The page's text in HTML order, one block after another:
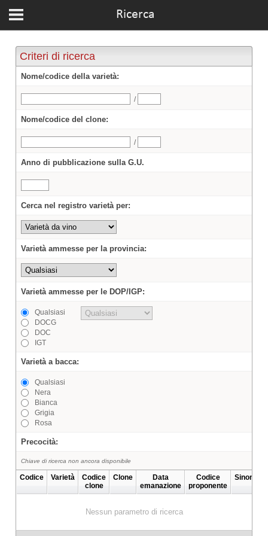
Ricerca
Criteri di ricerca
Nome/codice della varietà:
/
Nome/codice del clone:
/
Anno di pubblicazione sulla G.U.
Cerca nel registro varietà per:
Varietà ammesse per la provincia:
Varietà ammesse per le DOP/IGP:
Qualsiasi
DOCG
DOC
IGT
Varietà a bacca:
Qualsiasi
Nera
Bianca
Grigia
Rosa
Precocità:
Chiave di ricerca non ancora disponibile
Codice Varietà
Codice
clone
Clone
Data
emanazione
Codice
proponente
Sinonimi
Nessun parametro di ricerca